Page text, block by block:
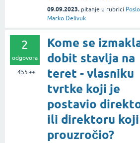
09.09.2023. pitanje u rubrici
Marko Delivuk
2
odgovora
455 👀
Kome se
dobit stavlja na
teret - vlasniku
tvrtke koji je
postavio
ili direktoru koji
prouzročio?